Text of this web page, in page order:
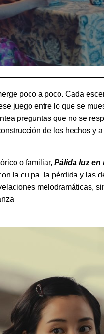
poco a poco. Cada
juego entre lo que se
preguntas que no se
de los hechos y
o familiar,Pálida luz en
la culpa, la pérdida y las
melodramáticas,